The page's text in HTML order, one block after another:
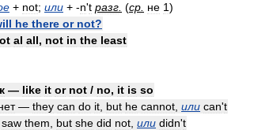
+ not; или + -n't разг (ср не 1)
he there or not?
al all, not in the least
— like it or not / no, it is so
— they can do it but he cannot или can't
saw them but she did not или didn't